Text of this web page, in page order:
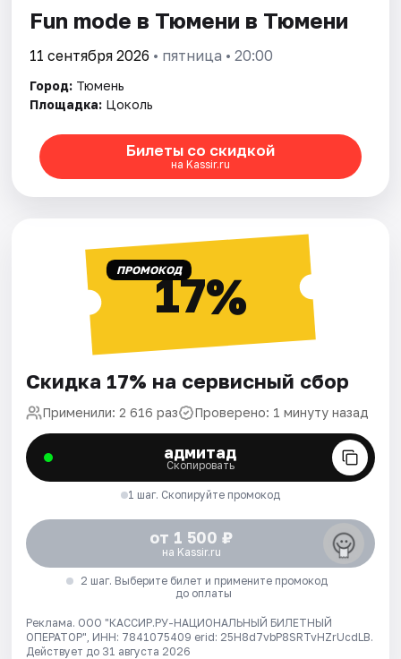
Fun mode в Тюмени в Тюмени
11 сентября 2026 • пятница • 20:00
Город: Тюмень
Площадка: Цоколь
Билеты со скидкой
на Kassir.ru
ПРОМОКОД17%
Скидка 17% на сервисный сбор
Применили: 2 616 раз Проверено: 1 минуту назад
адмитад
Скопировать
1 шаг. Скопируйте промокод
от 1 500 ₽
на Kassir.ru
2 шаг. Выберите билет и примените промокод
до оплаты
Реклама. ООО "КАССИР.РУ-НАЦИОНАЛЬНЫЙ БИЛЕТНЫЙ
ОПЕРАТОР", ИНН: 7841075409 erid: 25H8d7vbP8SRTvHZrUcdLB.
Действует до 31 августа 2026